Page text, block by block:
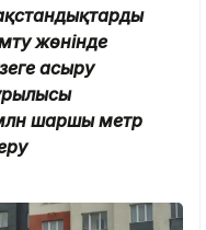
жөнінде
асыру
шаршы метр